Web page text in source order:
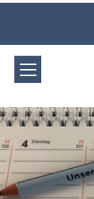
Direkt zum Inhalt
Leichte
und